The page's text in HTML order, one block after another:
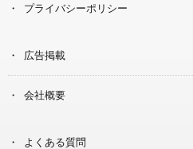
プライバシーポリシー
広告掲載
会社概要
よくある質問